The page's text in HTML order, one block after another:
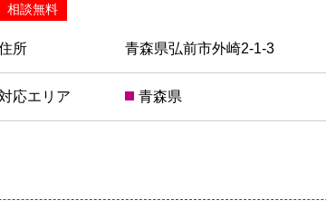
相談無料
所 青森県弘前市外崎2‐1‐3
応エリア 青森県